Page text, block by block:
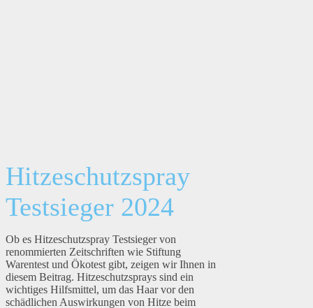
Hitzeschutzspray
Testsieger 2024
Ob es Hitzeschutzspray Testsieger von
renommierten Zeitschriften wie Stiftung
Warentest und Ökotest gibt, zeigen wir Ihnen in
diesem Beitrag. Hitzeschutzsprays sind ein
wichtiges Hilfsmittel, um das Haar vor den
schädlichen Auswirkungen von Hitze beim